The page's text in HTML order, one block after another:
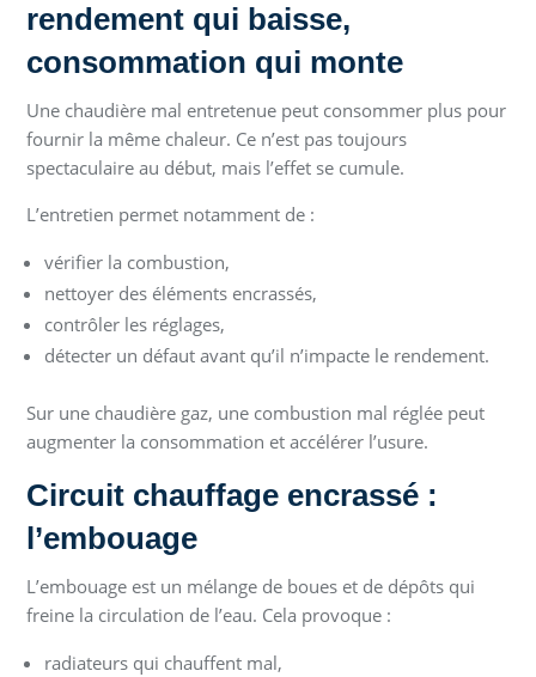
rendement qui baisse,
consommation qui monte
Une chaudière mal entretenue peut consommer plus pour
fournir la même chaleur. Ce n’est pas toujours
spectaculaire au début, mais l’effet se cumule.
L’entretien permet notamment de :
vérifier la combustion,
nettoyer des éléments encrassés,
contrôler les réglages,
détecter un défaut avant qu’il n’impacte le rendement.
Sur une chaudière gaz, une combustion mal réglée peut
augmenter la consommation et accélérer l’usure.
Circuit chauffage encrassé :
l’embouage
L’embouage est un mélange de boues et de dépôts qui
freine la circulation de l’eau. Cela provoque :
radiateurs qui chauffent mal,